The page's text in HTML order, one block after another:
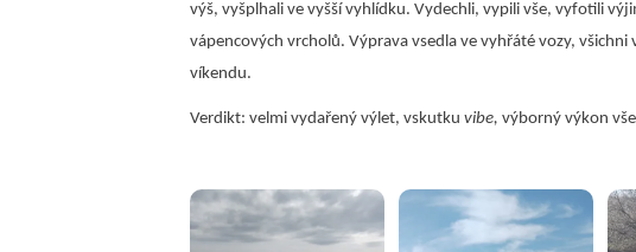
výš, vyšplhali ve vyšší vyhlídku. Vydechli, vypili vše, vyfotili
vápencových vrcholů. Výprava vsedla ve vyhřáté vozy, všichni
víkendu.
Verdikt: velmi vydařený výlet, vskutku vibe, výborný výkon